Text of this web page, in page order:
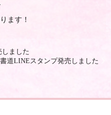
ます！
ました
道LINEスタンプ発売しました